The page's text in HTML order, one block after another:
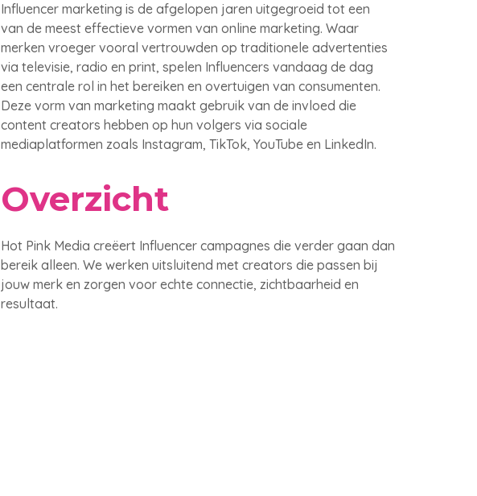
Influencer marketing is de afgelopen jaren uitgegroeid tot een
van de meest effectieve vormen van online marketing. Waar
merken vroeger vooral vertrouwden op traditionele advertenties
via televisie, radio en print, spelen Influencers vandaag de dag
een centrale rol in het bereiken en overtuigen van consumenten.
Deze vorm van marketing maakt gebruik van de invloed die
content creators hebben op hun volgers via sociale
mediaplatformen zoals Instagram, TikTok, YouTube en LinkedIn.
Overzicht
Hot Pink Media creëert Influencer campagnes die verder gaan dan
bereik alleen. We werken uitsluitend met creators die passen bij
jouw merk en zorgen voor echte connectie, zichtbaarheid en
resultaat.